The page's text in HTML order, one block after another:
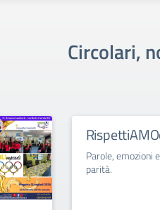
Circolari,
Parole, emozioni
parità.